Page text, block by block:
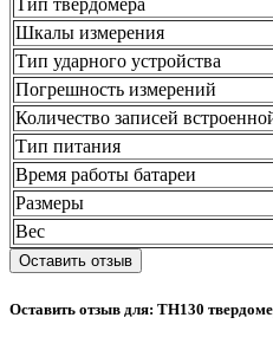
Тип твердомера
Шкалы измерения
Тип ударного устройства
Погрешность измерений
Количество записей
Тип питания
Время работы батареи
Размеры
Вес
Оставить отзыв
Оставить отзыв для: TH130